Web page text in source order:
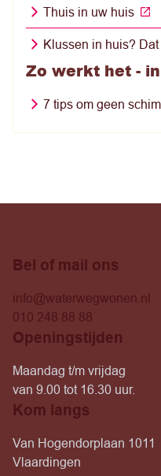
Thuis in uw huis
Klussen in huis? Dat
Zo werkt het -
7 tips om geen
Bel of mail ons
info@waterwegwonen.nl
010 248 88 88
Openingstijden
Maandag t/m vrijdag
van 9.00 tot 16.30 uur.
Kom langs
Van Hogendorplaan 1011
Vlaardingen